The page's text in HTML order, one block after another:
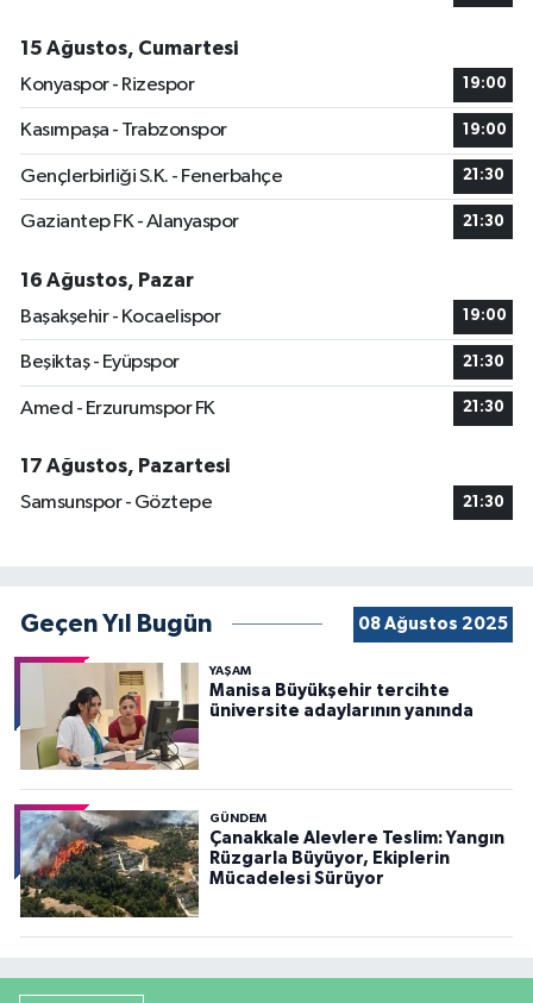
15 Ağustos, Cumartesi
Konyaspor - Rizespor
19:00
Kasımpaşa - Trabzonspor 19:00
Gençlerbirliği S.K. - Fenerbahçe 21:30
Gaziantep FK - Alanyaspor 21:30
16 Ağustos, Pazar
Başakşehir - Kocaelispor
19:00
Beşiktaş - Eyüpspor 21:30
Amed - Erzurumspor FK 21:30
17 Ağustos, Pazartesi
Samsunspor - Göztepe
21:30
Geçen Yıl Bugün 08 Ağustos 2025
YAŞAM
Manisa Büyükşehir tercihte
üniversite adaylarının yanında
GÜNDEM
Çanakkale Alevlere Teslim: Yangın
Rüzgarla Büyüyor, Ekiplerin
Mücadelesi Sürüyor